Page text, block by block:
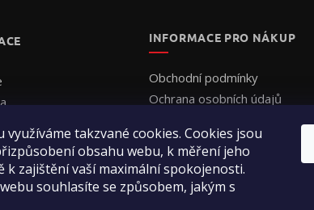
využíváme takzvané cookies. Cookies jsou
obsahu webu, k měření jeho
k zajištění vaší maximální spokojenosti.
souhlasíte se způsobem, jakým s
INFORMACE PRO NÁKUP
Obchodní podmínky
Ochrana osobních údajů
Formulář - Odstoupení od